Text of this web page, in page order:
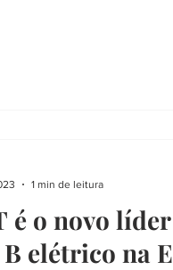
é o novo
elétrico na
1 min de leitura